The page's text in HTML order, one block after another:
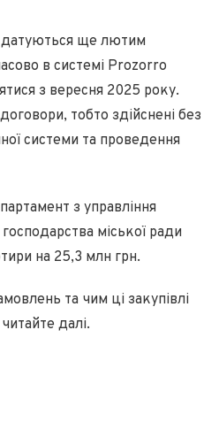
датуються ще лютим
в системі Prozorro
з вересня 2025 року.
тобто здійснені без
системи та проведення
з управління
міської ради
на 25,3 млн грн.
та чим ці закупівлі
далі.